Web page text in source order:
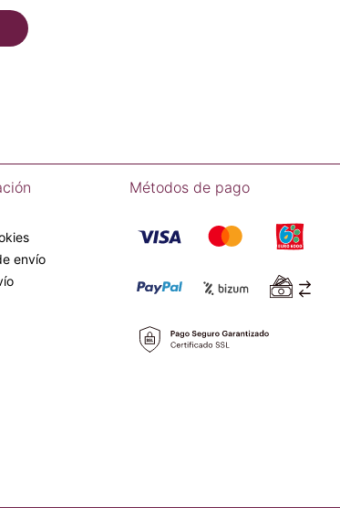
envío
Métodos de pago